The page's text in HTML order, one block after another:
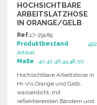
HOCHSICHTBARE
ARBEITSLATZHOSE
IN ORANGE/GELB
Ref.17-29169
Produktbestand : 492
Artikel
Maße : 40,42,46,44,48,50...
Hochsichtbare Arbeitshose in
Hi-Vis Orange und Gelb,
wasserdicht, mit
reflektierenden Bändern und